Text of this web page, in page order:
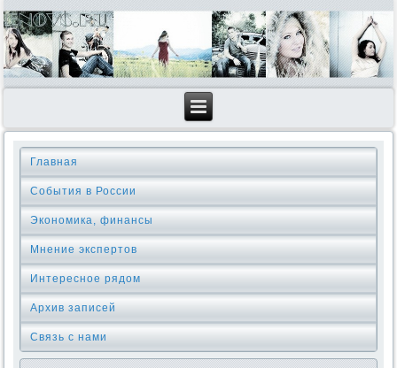
Главная
События в России
Экономика, финансы
Мнение экспертов
Интересное рядом
Архив записей
Связь с нами